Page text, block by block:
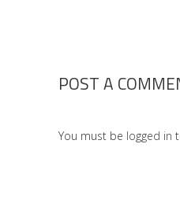
POST A
You must be logged in